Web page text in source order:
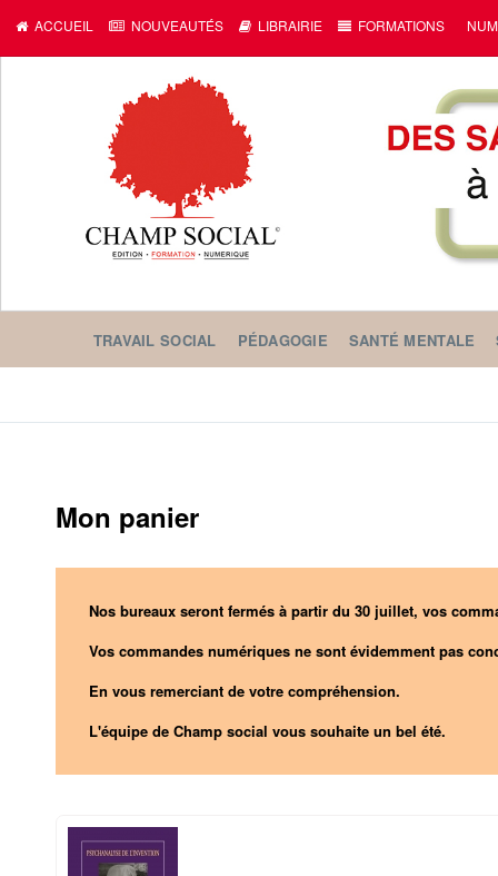
ACCUEIL NOUVEAUTÉS LIBRAIRIE FORMATIONS
TRAVAIL SOCIAL PÉDAGOGIE SANTÉ MENTALE
Mon panier
Nos bureaux seront fermés à partir du 30 juillet, vos
Vos commandes numériques ne sont évidemment pas
En vous remerciant de votre compréhension.
L'équipe de Champ social vous souhaite un bel été.